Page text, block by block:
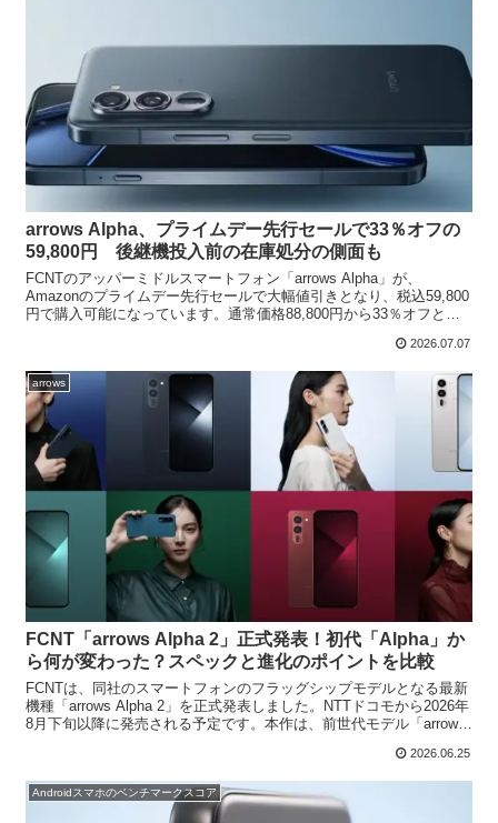
arrows Alpha、プライムデー先行セールで33％オフの
59,800円 後継機投入前の在庫処分の側面も
FCNTのアッパーミドルスマートフォン「arrows Alpha」が、
Amazonのプライムデー先行セールで大幅値引きとなり、税込59,800
円で購入可能になっています。通常価格88,800円から33％オフとな
2026.07.07
arrows
FCNT「arrows Alpha 2」正式発表！初代「Alpha」か
ら何が変わった？スペックと進化のポイントを比較
FCNTは、同社のスマートフォンのフラッグシップモデルとなる最新
機種「arrows Alpha 2」を正式発表しました。NTTドコモから2026年
8月下旬以降に発売される予定です。本作は、前世代モデル「arrows
2026.06.25
Androidスマホのベンチマークスコア